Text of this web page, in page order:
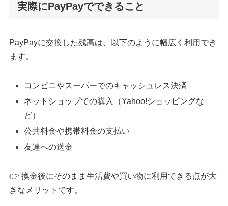
実際にPayPayでできること
PayPayに交換した残高は、以下のように幅広く利用でき
ます。
コンビニやスーパーでのキャッシュレス決済
ネットショップでの購入（Yahoo!ショッピングな
ど）
公共料金や携帯料金の支払い
友達への送金
👉 換金後にそのまま生活費や買い物に利用できる点が大
きなメリットです。